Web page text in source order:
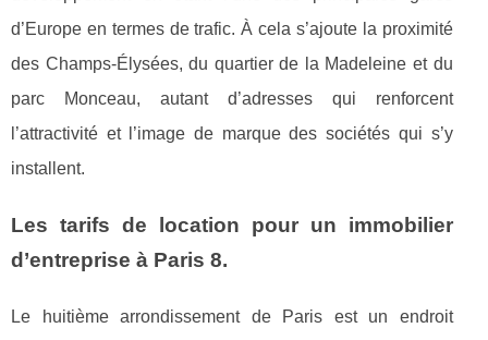
d’Europe en termes de trafic. À cela s’ajoute la proximité
des Champs-Élysées, du quartier de la Madeleine et du
parc Monceau, autant d’adresses qui renforcent
l’attractivité et l’image de marque des sociétés qui s’y
installent.
Les tarifs de location pour un immobilier
d’entreprise à Paris 8.
Le huitième arrondissement de Paris est un endroit